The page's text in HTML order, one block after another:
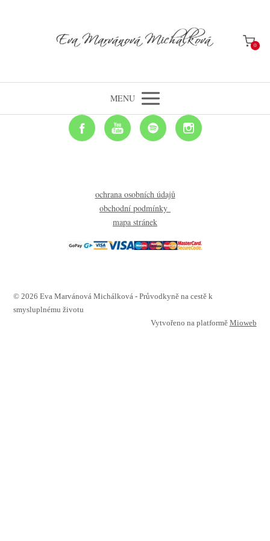
0
MENU
ochrana osobních údajů
obchodní podmínky
mapa stránek
© 2026 Eva Marvánová Michálková - Průvodkyně na cestě k
smysluplnému životu
Vytvořeno na platformě Mioweb